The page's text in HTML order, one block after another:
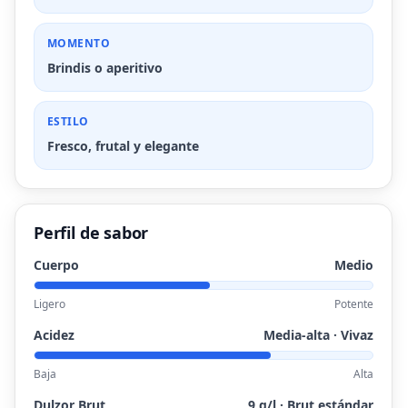
MOMENTO
Brindis o aperitivo
ESTILO
Fresco, frutal y elegante
Perfil de sabor
Cuerpo Medio
Ligero Potente
Acidez Media-alta · Vivaz
Baja Alta